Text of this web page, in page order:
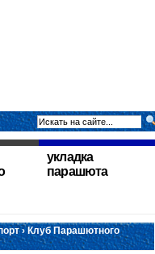
укладка
парашюта
› Клуб Парашютного